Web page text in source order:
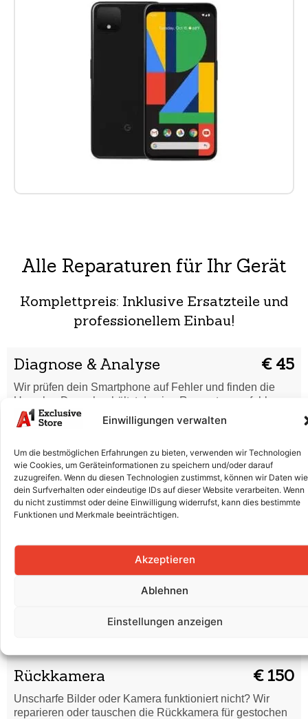
Einwilligungen verwalten
Um die bestmöglichen Erfahrungen zu bieten, verwenden wir Technologien
wie Cookies, um Geräteinformationen zu speichern und/oder darauf
zuzugreifen. Wenn du diesen Technologien zustimmst, können wir Daten wie
dein Surfverhalten oder eindeutige IDs auf dieser Website verarbeiten. Wenn
du nicht zustimmst oder deine Einwilligung widerrufst, kann dies bestimmte
Funktionen und Merkmale beeinträchtigen.
Akzeptieren
Ablehnen
Einstellungen anzeigen
Alle Reparaturen für Ihr Gerät
Komplettpreis: Inklusive Ersatzteile und
professionellem Einbau!
Diagnose & Analyse € 45
Wir prüfen dein Smartphone auf Fehler und finden die
Ursache. Danach erhältst du eine Reparaturempfehlung.
Wasserschaden
Dein Smartphone hat Flüssigkeit abbekommen? Wir
reinigen es gründlich und prüfen, ob eine Reparatur nötig
ist.
Code vergessen /
Formatierung
Du hast deinen Entsperrcode vergessen oder dein
Smartphone startet nicht richtig? Wir setzen es sicher
zurück und bringen es wieder in Ordnung.
Displaytausch (Glas & LCD)
Risse, Kratzer oder ein defektes Display? Wir tauschen
Rückkamera € 150
Unscharfe Bilder oder Kamera funktioniert nicht? Wir
reparieren oder tauschen die Rückkamera für gestochen